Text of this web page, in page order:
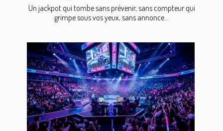
Un jackpot qui tombe sans prévenir, sans compteur qui
grimpe sous vos yeux, sans annonce...